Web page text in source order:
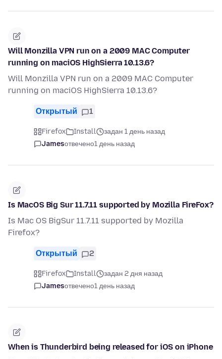
Will Monzilla VPN run on a 2009 MAC Computer
running on maciOS HighSierra 10.13.6?
Will Monzilla VPN run on a 2009 MAC Computer
running on maciOS HighSierra 10.13.6?
Открытый 1
Firefox Install
задан 1 день назад
Jamesотвечено1 день назад
Is MacOS Big Sur 11.7.11 supported by Mozilla FireFox?
Is Mac OS BigSur 11.7.11 supported by Mozilla
Firefox?
Открытый 2
Firefox Install
задан 2 дня назад
Jamesотвечено1 день назад
When is Thunderbird being released for iOS on iPhone